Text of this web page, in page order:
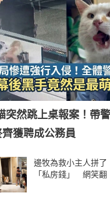
突然跳上桌報案！帶
獲聘成公務員
邊牧為救小主人拼了
「私房錢」 網笑翻